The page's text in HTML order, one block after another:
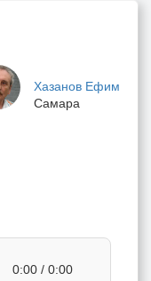
Хазанов Ефим
Самара
0:00 / 0:00